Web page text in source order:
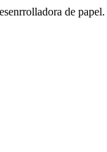
de papel.